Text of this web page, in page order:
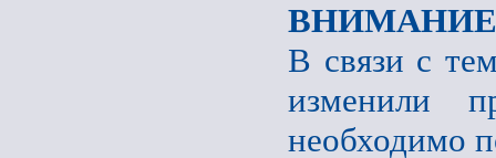
В связи с
изменили
необходимо